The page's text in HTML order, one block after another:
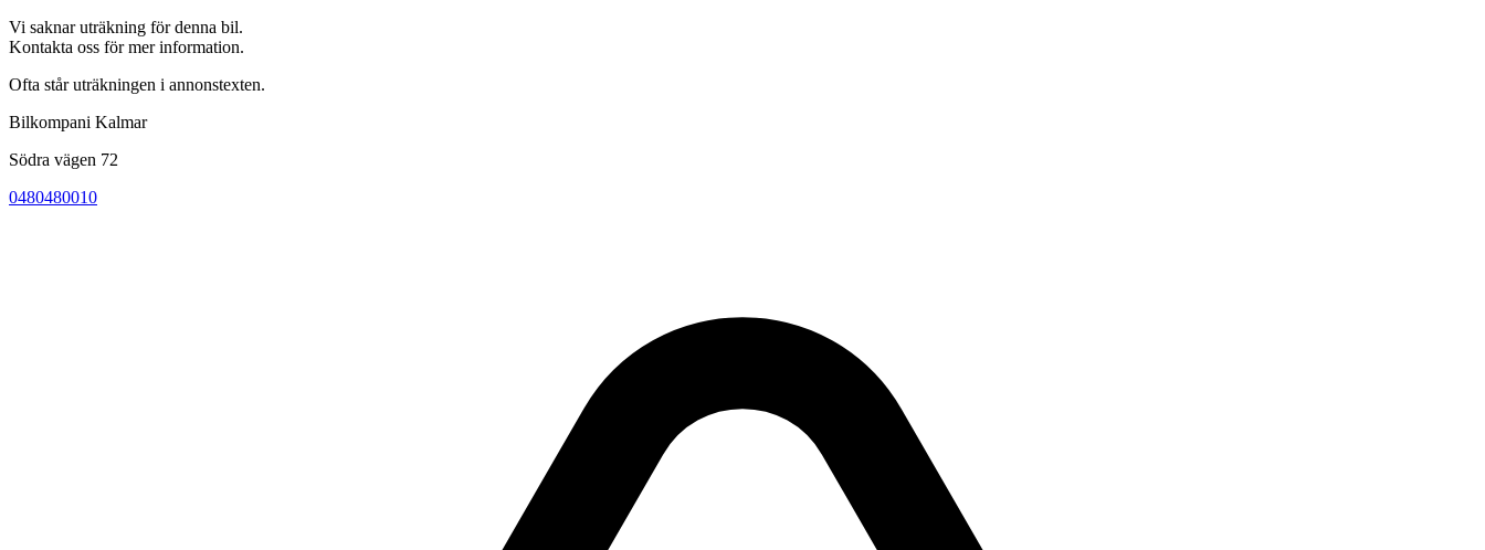
Vi saknar uträkning för denna bil.
Kontakta oss för mer information.
Ofta står uträkningen i annonstexten.
Bilkompani Kalmar
Södra vägen 72
0480480010